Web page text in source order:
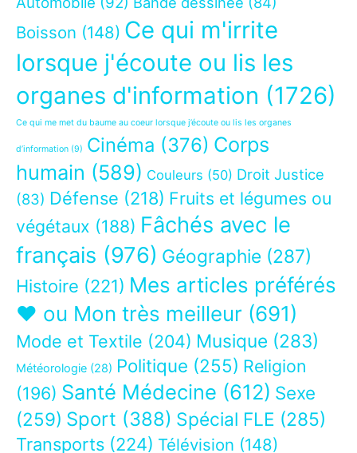
Boisson (148) Ce qui m'irrite
lorsque j'écoute ou lis les
organes d'information (1726)
Ce qui me met du baume au coeur lorsque j’écoute ou lis les organes
d’information (9) Cinéma (376) Corps
humain (589) Couleurs (50) Droit Justice
(83) Défense (218) Fruits et légumes ou
végétaux (188) Fâchés avec le
français (976) Géographie (287)
Histoire (221) Mes articles préférés
❤ ou Mon très meilleur (691)
Mode et Textile (204) Musique (283)
Météorologie (28) Politique (255) Religion
(196) Santé Médecine (612) Sexe
(259) Sport (388) Spécial FLE (285)
Transports (224) Télévision (148)